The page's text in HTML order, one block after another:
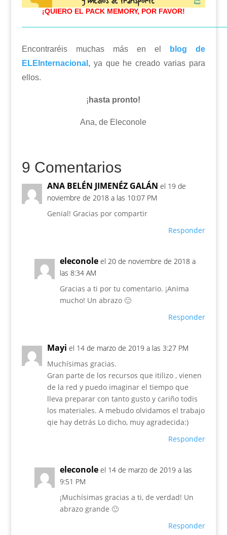
¡QUIERO EL PACK MEMORY, POR FAVOR!
Encontraréis muchas más en el
blog de
ELEInternacional,ya que he creado varias para
ellos.
¡ hasta pronto!
Ana, de Eleconole
9 Comentarios
ANA BELÉN JIMENÉZ GALÁN el 19 de
noviembre de 2018 a las 10:07 PM
Genial! Gracias por compartir
Responder
eleconole el 20 de noviembre de 2018 a
las 8:34 AM
Gracias a ti por tu comentario. ¡Anima
mucho! Un abrazo 🙂
Responder
Mayi el 14 de marzo de 2019 a las 3:27 PM
Muchísimas gracias.
Gran parte de los recursos que itilizo , vienen
de la red y puedo imaginar el tiempo que
lleva preparar con tanto gusto y cariño todis
los materiales. A mebudo olvidamos el trabajo
qie hay detrás Lo dicho, muy agradecida:)
Responder
eleconole el 14 de marzo de 2019 a las
9:51 PM
¡Muchísimas gracias a ti, de verdad! Un
abrazo grande 🙂
Responder